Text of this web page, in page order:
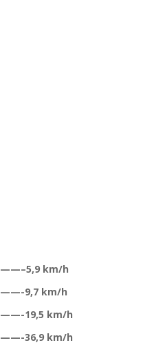
——–5,9 km/h
——-9,7 km/h
——-19,5 km/h
——-36,9 km/h